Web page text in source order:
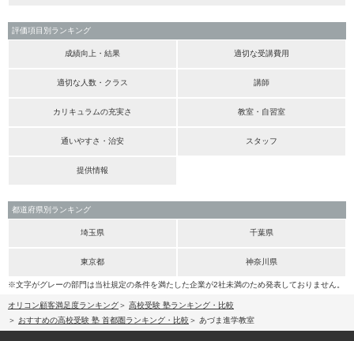
評価項目別ランキング
成績向上・結果 適切な受講費用
適切な人数・クラス 講師
カリキュラムの充実さ 教室・自習室
通いやすさ・治安 スタッフ
提供情報
都道府県別ランキング
埼玉県 千葉県
東京都 神奈川県
※文字がグレーの部門は当社規定の条件を満たした企業が2社未満のため発表しておりません。
オリコン顧客満足度ランキング
高校受験 塾ランキング・比較
おすすめの高校受験 塾 首都圏ランキング・比較
あづま進学教室